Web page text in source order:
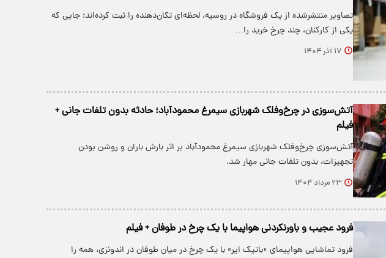
تصاویر منتشرشده از یک فروشگاه در روسیه، لحظه‌ای تکان‌دهنده را ثبت کرده‌اند؛ جایی که
یکی از کارکنان، چند چرخ خرید را…
۱۷ آذر ۱۴۰۴
آتش‌سوزی در چرخ‌وفلک شهربازی سیمرغ محمودآباد؛ حادثه بدون تلفات جانی +
فیلم
آتش‌سوزی چرخ‌وفلک شهربازی سیمرغ محمودآباد بر اثر بارش باران و روشن بودن
تجهیزات، بدون تلفات جانی مهار شد.
۲۳ مرداد ۱۴۰۴
فرود عجیب و باورنکردنی هواپیما با یک چرخ در طوفان + فیلم
فرود تماشایی هواپیمای «باتیک ایر» با یک چرخ در میان طوفان در اندونزی، همه را